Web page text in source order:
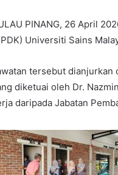
PINANG, 26 April
Universiti Sains
tersebut dianjurkan
diketuai oleh Dr.
daripada Jabatan